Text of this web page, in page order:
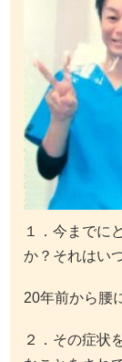
１．今までに
か？それはい
20年前から腰
２．その症状